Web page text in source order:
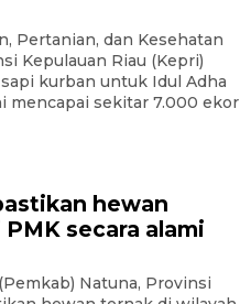
Pertanian, dan Kesehatan
Kepulauan Riau (Kepri)
kurban untuk Idul Adha
mencapai sekitar 7.000 ekor
hewan
secara alami
Natuna, Provinsi